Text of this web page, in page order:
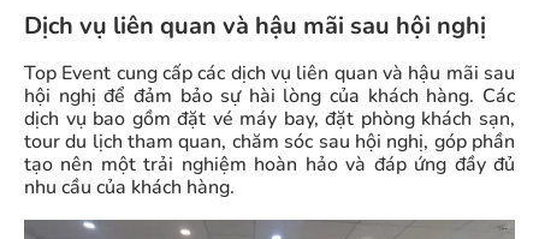
Dịch vụ liên quan và hậu mãi sau hội nghị
Top Event cung cấp các dịch vụ liên quan và hậu mãi sau
hội nghị để đảm bảo sự hài lòng của khách hàng. Các
dịch vụ bao gồm đặt vé máy bay, đặt phòng khách sạn,
tour du lịch tham quan, chăm sóc sau hội nghị, góp phần
tạo nên một trải nghiệm hoàn hảo và đáp ứng đầy đủ
nhu cầu của khách hàng.